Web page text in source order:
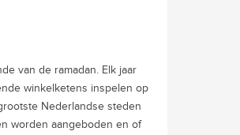
van de ramadan. Elk jaar
winkelketens inspelen op
Nederlandse steden
worden aangeboden en of